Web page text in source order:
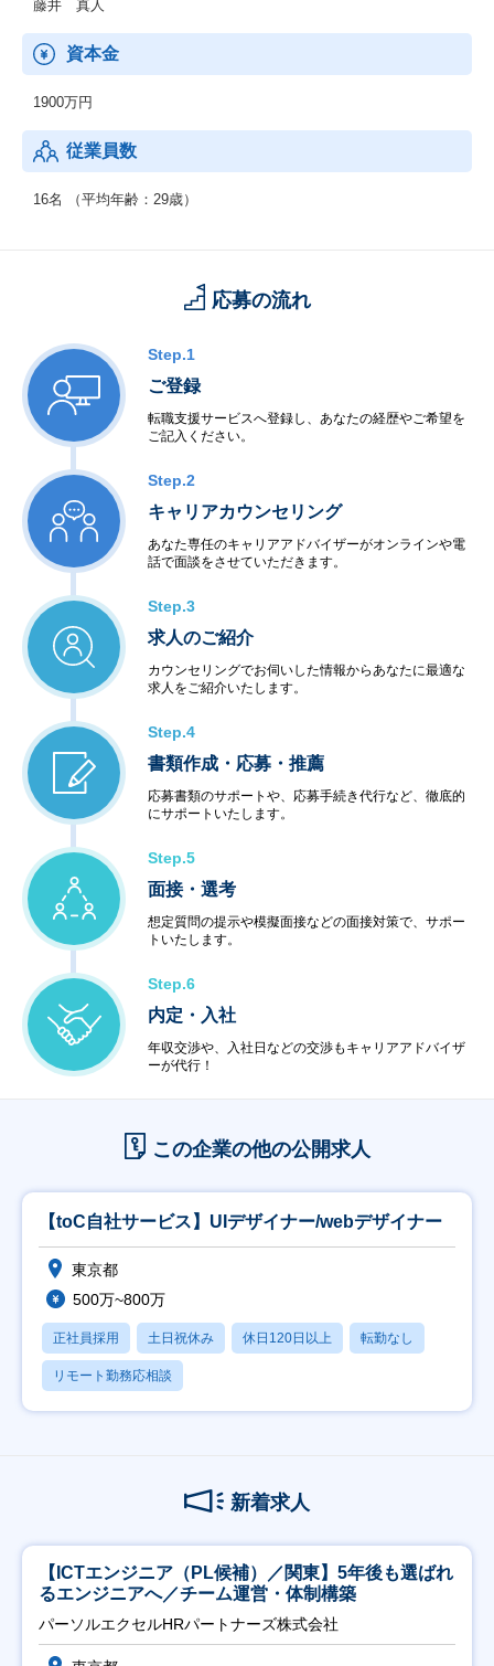
藤井 真人
資本金
1900万円
従業員数
16名 （平均年齢：29歳）
応募の流れ
Step.1
ご登録
転職支援サービスへ登録し、あなたの経歴やご希望を
ご記入ください。
Step.2
キャリアカウンセリング
あなた専任のキャリアアドバイザーがオンラインや電
話で面談をさせていただきます。
Step.3
求人のご紹介
カウンセリングでお伺いした情報からあなたに最適な
求人をご紹介いたします。
Step.4
書類作成・応募・推薦
応募書類のサポートや、応募手続き代行など、徹底的
にサポートいたします。
Step.5
面接・選考
想定質問の提示や模擬面接などの面接対策で、サポー
トいたします。
Step.6
内定・入社
年収交渉や、入社日などの交渉もキャリアアドバイザ
ーが代行！
この企業の他の公開求人
【toC自社サービス】UIデザイナー/webデザイナー
東京都
500万~800万
正社員採用 土日祝休み 休日120日以上 転勤なし
リモート勤務応相談
新着求人
【ICTエンジニア（PL候補）／関東】5年後も選ばれ
るエンジニアへ／チーム運営・体制構築
パーソルエクセルHRパートナーズ株式会社